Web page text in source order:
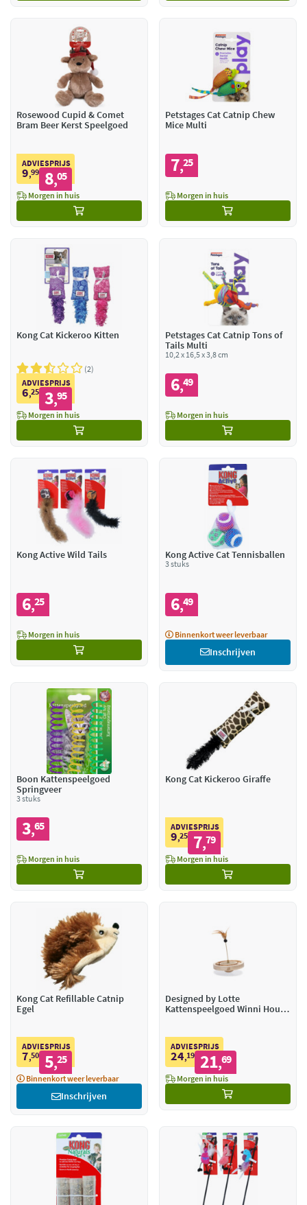
Rosewood Cupid & Comet
Bram Beer Kerst Speelgoed
ADVIESPRIJS
9,99 8,05
Morgen in huis
Petstages Cat Catnip Chew
Mice Multi
7,25
Morgen in huis
Kong Cat Kickeroo Kitten
2
ADVIESPRIJS
6,25 3,95
Morgen in huis
Petstages Cat Catnip Tons of
Tails Multi
10,2 x 16,5 x 3,8 cm
6,49
Morgen in huis
Kong Active Wild Tails
6,25
Morgen in huis
Kong Active Cat Tennisballen
3 stuks
6,49
Binnenkort weer leverbaar
Inschrijven
Boon Kattenspeelgoed
Springveer
3 stuks
3,65
Morgen in huis
Kong Cat Kickeroo Giraffe
ADVIESPRIJS
9,25 7,79
Morgen in huis
Kong Cat Refillable Catnip
Egel
ADVIESPRIJS
7,50 5,25
Binnenkort weer leverbaar
Inschrijven
Designed by Lotte
Kattenspeelgoed Winni Hout
ADVIESPRIJS
24,19 21,69
Morgen in huis